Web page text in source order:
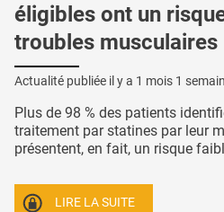
éligibles ont un
troubles musculaires
Actualité publiée il y a 1 mois 1
Plus de 98 % des patients
traitement par statines par leur
présentent, en fait, un risque
LIRE LA SUITE